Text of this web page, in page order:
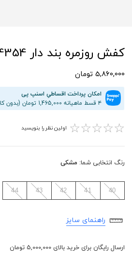
کفش روزمره بند دار 44354
5,860,000 تومان
امکان پرداخت اقساطیِ اسنپ پی
۴ قسط ماهیانه 1,465,000 تومان (بدون کارمزد)
☆
☆
☆
☆
☆ اولین نظر را بنویسید
رنگ انتخابی شما: مشکی
40
41
42
43
44
راهنمای سایز
ارسال رایگان برای خرید بالای 5,000,000 تومان